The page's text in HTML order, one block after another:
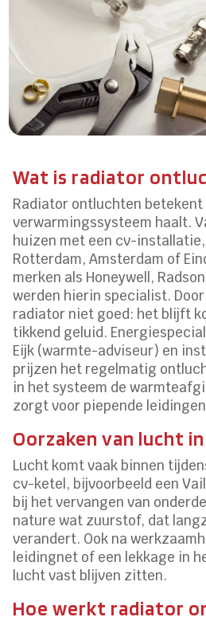
Wat is radiator
Radiator ontluchten
verwarmingssysteem haalt.
huizen met een cv-
Rotterdam, Amsterdam of
merken als Honeywell,
werden hierin specialist.
radiator niet goed: het blijft
tikkend geluid.
Eijk (warmte-adviseur) en
prijzen het regelmatig
in het systeem de
zorgt voor piepende
Oorzaken van lucht
Lucht komt vaak binnen
cv-ketel, bijvoorbeeld een
bij het vervangen van
nature wat zuurstof, dat
verandert. Ook na
leidingnet of een lekkage in
lucht vast blijven zitten.
Hoe werkt radiator